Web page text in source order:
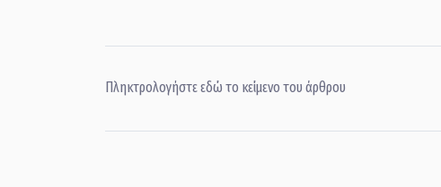
Πληκτρολογήστε εδώ το κείμενο του άρθρου